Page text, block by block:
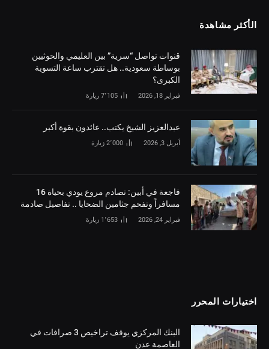
الأكثر مشاهدة
قنوات تواصل “سرية” بين العليمي والحوثيين
بوساطة سعودية.. هل تقترب ساعة التسوية
الكبرى؟
فبراير 18, 2026 7٬105 زيارة
‏عبدالعزيز الشيخ يكتب.. عائدون بقوة أكبر
أبريل 3, 2026 2٬000 زيارة
فاجعة في أبين: تصادم مروع يودي بحياة 16
مسافراً وتفحم جثامين الضحايا .. تفاصيل صادمة
فبراير 24, 2026 1٬653 زيارة
اختيارات المحرر
البنك المركزي يوقف تراخيص 3 صرافات في
العاصمة عدن